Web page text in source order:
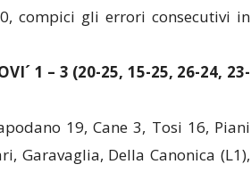
compici gli errori consecutivi in
1 – 3 (20-25, 15-25, 26-24, 23-
19, Cane 3, Tosi 16, Piani
Garavaglia, Della Canonica (L1),